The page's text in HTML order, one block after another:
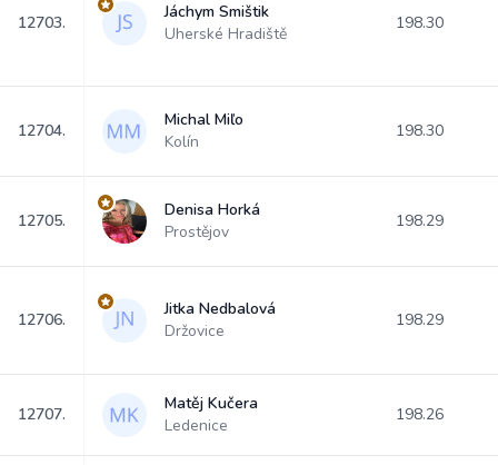
12703.
Jáchym Smištik
Uherské Hradiště
198.30
12704.
Michal Miľo
Kolín
198.30
12705.
Denisa Horká
Prostějov
198.29
12706.
Jitka Nedbalová
Držovice
198.29
12707.
Matěj Kučera
Ledenice
198.26